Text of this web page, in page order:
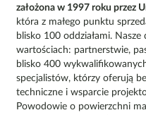
założona w 1997 roku przez
która z małego punktu
blisko 100 oddziałami.
wartościach: partnerstwie,
blisko 400
specjalistów, którzy oferują
techniczne i wsparcie
Powodowie o powierzchni